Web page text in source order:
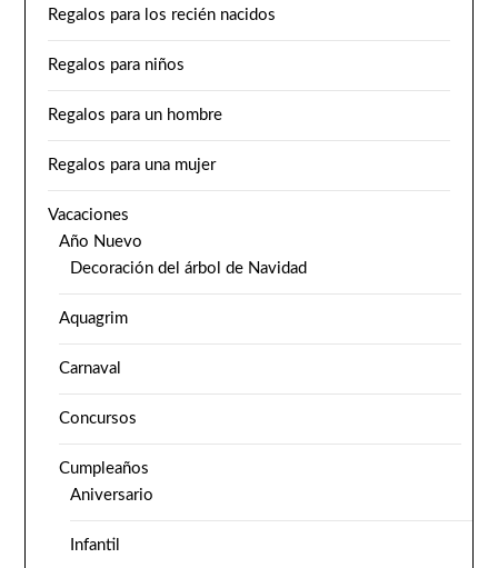
Regalos para los recién nacidos
Regalos para niños
Regalos para un hombre
Regalos para una mujer
Vacaciones
Año Nuevo
Decoración del árbol de Navidad
Aquagrim
Carnaval
Concursos
Cumpleaños
Aniversario
Infantil